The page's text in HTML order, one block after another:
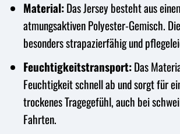
Material:Das Jersey besteht aus
atmungsaktiven Polyester-Gemisch.
besonders strapazierfähig und
Feuchtigkeitstransport:Das
Feuchtigkeit schnell ab und sorgt für
trockenes Tragegefühl, auch bei
Fahrten.